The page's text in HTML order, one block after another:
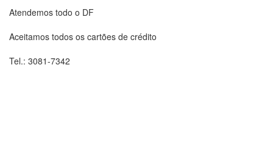
Atendemos todo o DF
Aceitamos todos os cartões de crédito
Tel.: 3081-7342